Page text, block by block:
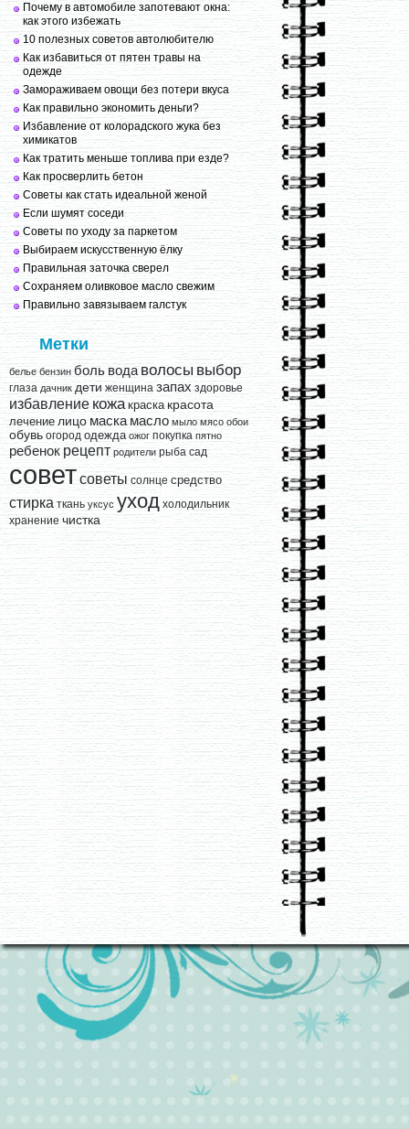
Почему в автомобиле запотевают окна:
как этого избежать
10 полезных советов автолюбителю
Как избавиться от пятен травы на
одежде
Замораживаем овощи без потери вкуса
Как правильно экономить деньги?
Избавление от колорадского жука без
химикатов
Как тратить меньше топлива при езде?
Как просверлить бетон
Советы как стать идеальной женой
Если шумят соседи
Советы по уходу за паркетом
Выбираем искусственную ёлку
Правильная заточка сверел
Сохраняем оливковое масло свежим
Правильно завязываем галстук
Метки
белье бензин боль вода волосы выбор
глаза дачник дети женщина запах здоровье
избавление кожа краска красота
лечение лицо маска масло мыло мясо обои
обувь огород одежда ожог покупка пятно
ребенок рецепт родители рыба сад
советсоветы солнце средство
стирка ткань уксус уход холодильник
хранение чистка